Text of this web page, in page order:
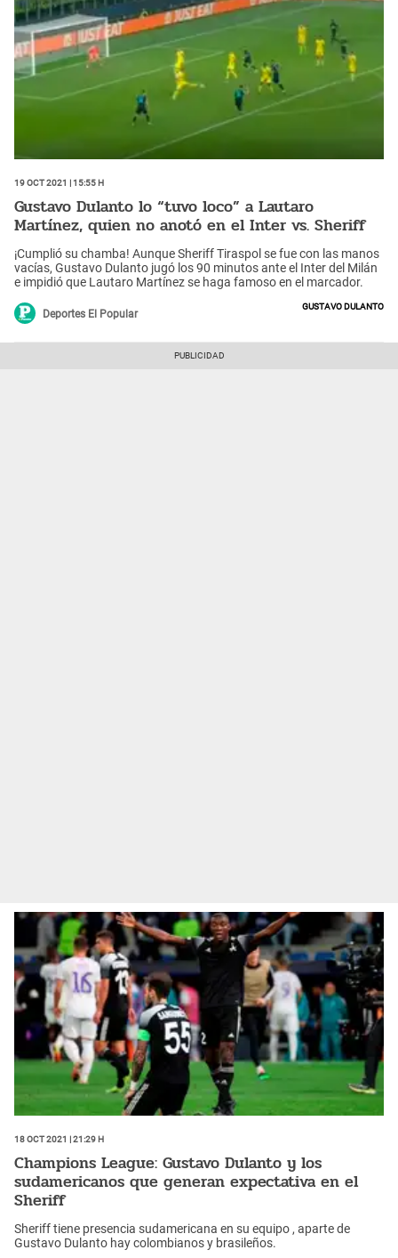
19 Oct 2021 | 15:55 h
Gustavo Dulanto lo “tuvo loco” a Lautaro
Martínez, quien no anotó en el Inter vs. Sheriff
¡Cumplió su chamba! Aunque Sheriff Tiraspol se fue con las manos
vacías, Gustavo Dulanto jugó los 90 minutos ante el Inter del Milán
e impidió que Lautaro Martínez se haga famoso en el marcador.
Deportes El Popular
Gustavo Dulanto
18 Oct 2021 | 21:29 h
Champions League: Gustavo Dulanto y los
sudamericanos que generan expectativa en el
Sheriff
Sheriff tiene presencia sudamericana en su equipo , aparte de
Gustavo Dulanto hay colombianos y brasileños.